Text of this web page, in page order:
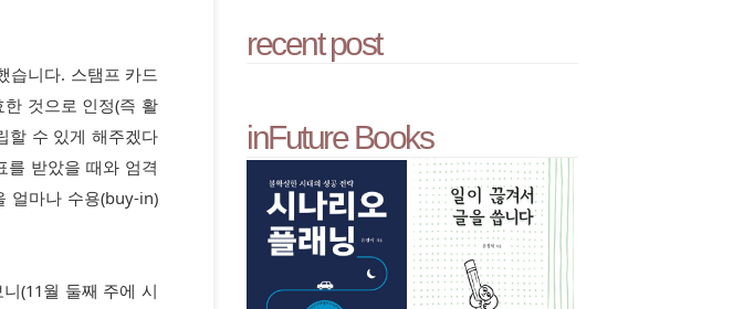
습니다. 스탬프 카드
것으로 인정(즉 활
할 수 있게 해주겠다
를 받았을 때와 엄격
얼마나 수용(buy-in)
(11월 둘째 주에 시
recent post
inFuture Books